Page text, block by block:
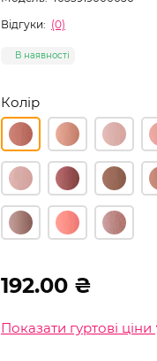
Відгуки: (0)
В наявності
Колір
192.00 ₴
Показати гуртові ціни